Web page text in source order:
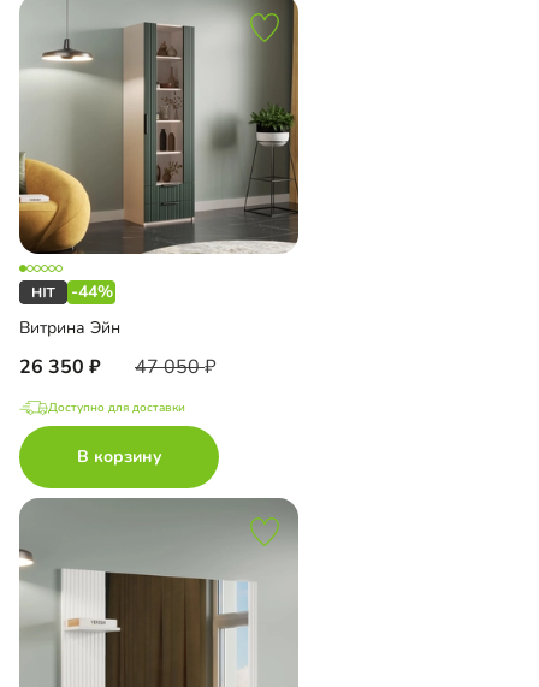
-44%
Витрина Эйн
26 350 47 050
Доступно для доставки
В корзину